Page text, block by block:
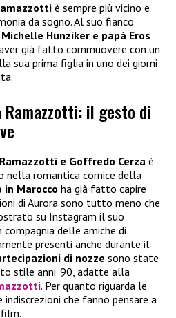
è sempre più vicino e
da sogno. Al suo fianco
Hunziker e papà Eros
già fatto commuovere con un
sua prima figlia in uno dei giorni
il gesto di
e Goffredo Cerzaè
nella romantica cornice della
Marocco ha già fatto capire
di Aurora sono tutto meno che
su Instagram il suo
delle amiche di
presenti anche durante il
di nozze sono state
stile anni ’90, adatte alla
. Per quanto riguarda le
indiscrezioni che fanno pensare a